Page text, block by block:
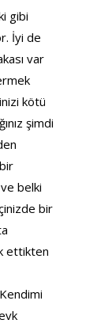
gibi
İyi de
var
kötü
şimdi
belki
bir
ettikten